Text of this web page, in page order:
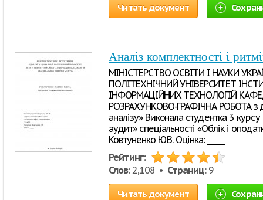
Читать документ
Аналiз комплектностi i
МІНІСТЕРСТВО ОСВІТИ І НАУКИ
ПОЛІТЕХНІЧНИЙ УНІВЕРСИТЕТ
ІНФОРМАЦІЙНИХ ТЕХНОЛОГІЙ
РОЗРАХУНКОВО-ГРАФІЧНА РОБОТА з
аналізу» Виконала студентка 3
аудит» спеціальності «Облік і
Ковтуненко Ю.В. Оцінка: _____
Рейтинг:
Слов: 2,108 • Страниц: 9
Читать документ